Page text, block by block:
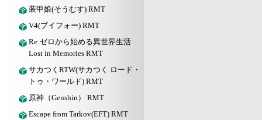
装甲娘(そうむす) RMT
V4(ブイフォー) RMT
Re:ゼロから始める異世界生活
Lost in Memories RMT
サカつくRTW(サカつく ロード・
トゥ・ワールド) RMT
原神（Genshin） RMT
Escape from Tarkov(EFT) RMT